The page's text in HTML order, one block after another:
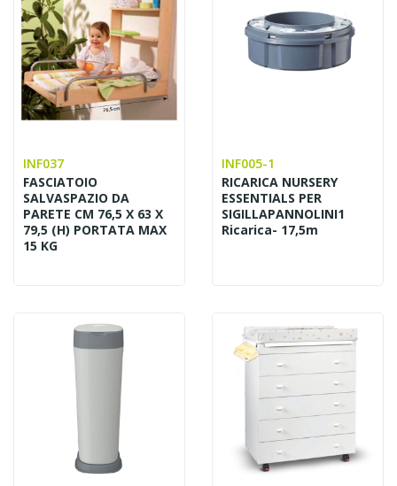
INF037
FASCIATOIO
SALVASPAZIO DA
PARETE CM 76,5 X 63 X
79,5 (H) PORTATA MAX
15 KG
INF005-1
RICARICA NURSERY
ESSENTIALS PER
SIGILLAPANNOLINI1
Ricarica- 17,5m